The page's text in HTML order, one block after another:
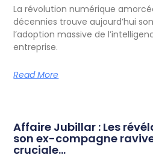
La révolution numérique
décennies trouve aujourd’hui
l’adoption massive de
entreprise.
Read More
Affaire Jubillar : Les
son ex-compagne
cruciale…